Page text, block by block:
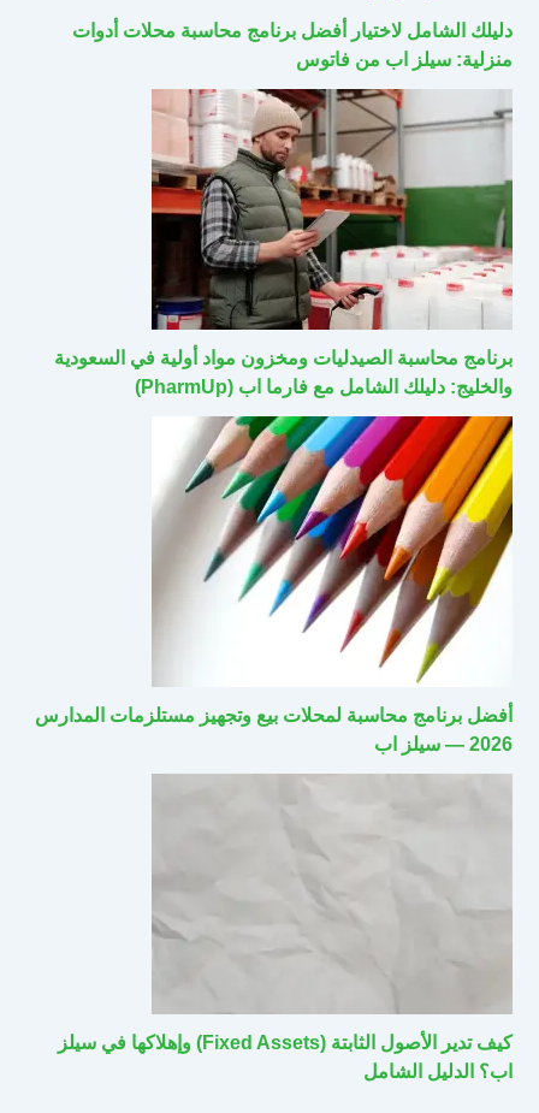
دليلك الشامل لاختيار أفضل برنامج محاسبة محلات أدوات
منزلية: سيلز اب من فاتوس
برنامج محاسبة الصيدليات ومخزون مواد أولية في السعودية
والخليج: دليلك الشامل مع فارما اب (PharmUp)
أفضل برنامج محاسبة لمحلات بيع وتجهيز مستلزمات المدارس
2026 — سيلز اب
كيف تدير الأصول الثابتة (Fixed Assets) وإهلاكها في سيلز
اب؟ الدليل الشامل